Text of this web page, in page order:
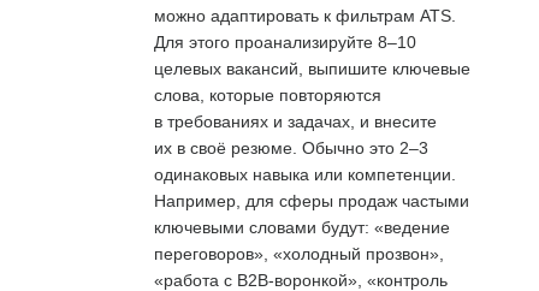
можно адаптировать к фильтрам ATS.
Для этого проанализируйте 8–10
целевых вакансий, выпишите ключевые
слова, которые повторяются
в требованиях и задачах, и внесите
их в своё резюме. Обычно это 2–3
одинаковых навыка или компетенции.
Например, для сферы продаж частыми
ключевыми словами будут: «ведение
переговоров», «холодный прозвон»,
«работа с B2B-воронкой», «контроль